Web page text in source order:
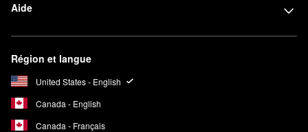
Aide
Région et langue
United States - English
Canada - English
Canada - Français